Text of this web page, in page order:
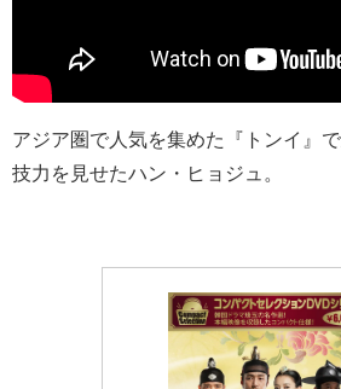
アジア圏で人気を集めた『トンイ』
技力を見せたハン・ヒョジュ。